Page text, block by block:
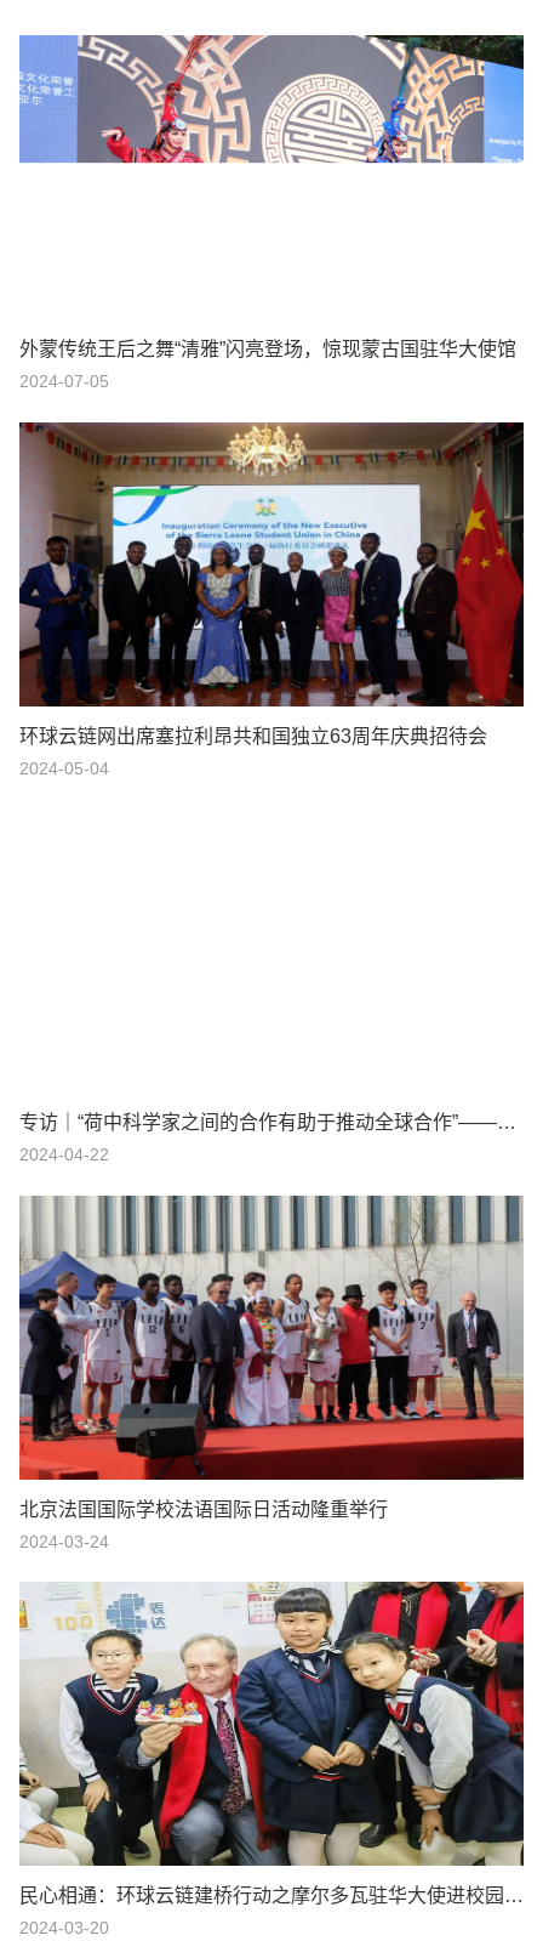
外蒙传统王后之舞“清雅”闪亮登场，惊现蒙古国驻华大使馆
2024-07-05
环球云链网出席塞拉利昂共和国独立63周年庆典招待会
2024-05-04
专访｜“荷中科学家之间的合作有助于推动全球合作”——访荷兰瓦赫宁根大学及研究中心董事会主席绍克耶·海莫法拉
2024-04-22
北京法国国际学校法语国际日活动隆重举行
2024-03-24
民心相通：环球云链建桥行动之摩尔多瓦驻华大使进校园与学子互动交流
2024-03-20